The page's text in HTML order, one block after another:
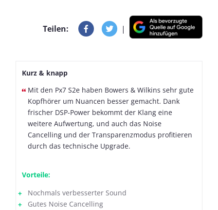
Teilen: |
Kurz & knapp
Mit den Px7 S2e haben Bowers & Wilkins sehr gute
Kopfhörer um Nuancen besser gemacht. Dank
frischer DSP-Power bekommt der Klang eine
weitere Aufwertung, und auch das Noise
Cancelling und der Transparenzmodus profitieren
durch das technische Upgrade.
Vorteile:
Nochmals verbesserter Sound
Gutes Noise Cancelling